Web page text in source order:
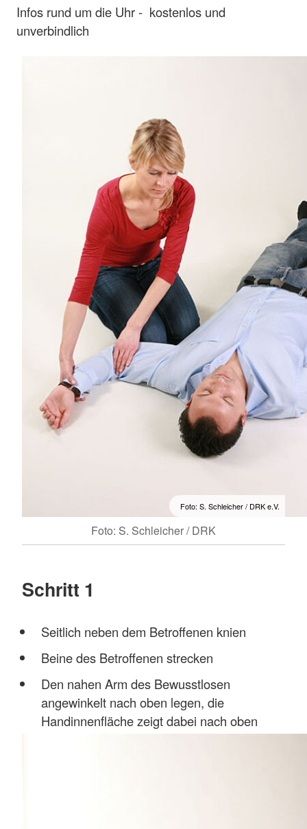
Infos rund um die Uhr - kostenlos und
unverbindlich
Foto: S. Schleicher / DRK e.V.
Foto: S. Schleicher / DRK
Schritt 1
Seitlich neben dem Betroffenen knien
Beine des Betroffenen strecken
Den nahen Arm des Bewusstlosen
angewinkelt nach oben legen, die
Handinnenfläche zeigt dabei nach oben